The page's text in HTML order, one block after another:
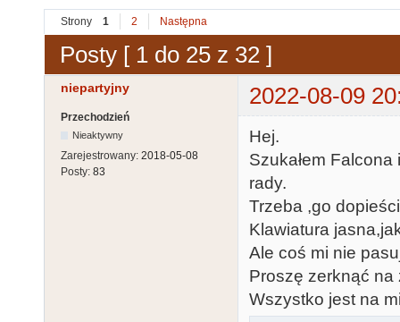
Strony 1 2 Następna
Posty [ 1 do 25 z 32 ]
niepartyjny 2022-08-09
Przechodzień
Nieaktywny
Zarejestrowany: 2018-05-08
Posty: 83
Hej.
Szukałem
rady.
Trzeba ,go
Klawiatura
Ale coś mi nie
Proszę zerknąć na
Wszystko jest na